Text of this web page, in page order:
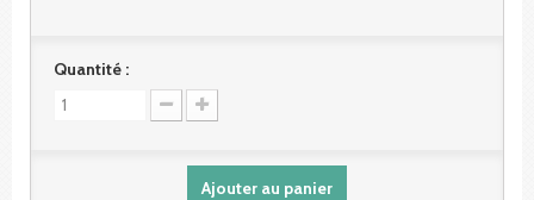
Quantité :
Ajouter au panier